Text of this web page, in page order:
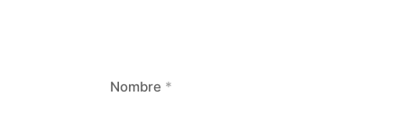
Nombre *